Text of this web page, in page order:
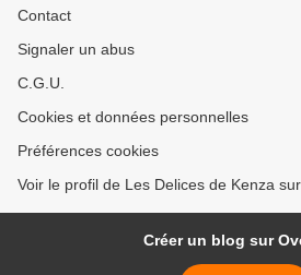
Contact
Signaler un abus
C.G.U.
Cookies et données personnelles
Préférences cookies
Voir le profil de Les Delices de Kenza
Créer un blog sur